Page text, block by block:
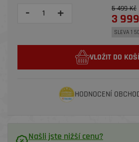
- + 5 499 Kč
3
SLEVA 1
VLOŽIT DO
HODNOCENÍ
Našli jste nižší cenu?